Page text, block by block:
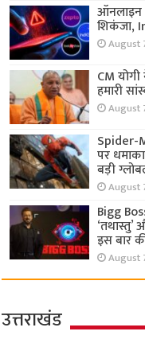
ऑनलाइन
शिकंजा,
August
CM
हमारी
August
Spider-
पर
बड़ी
August
Bigg
‘तथास्तु’
इस बार
August
उत्तराखंड